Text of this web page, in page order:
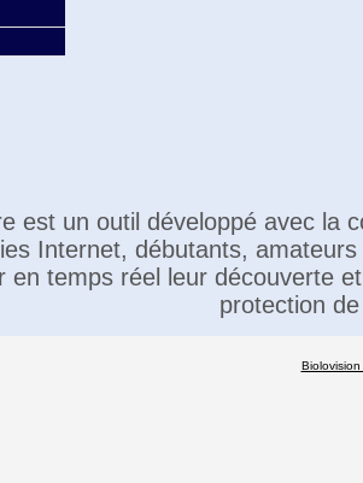
est un outil développé avec la
Internet, débutants,
en temps réel leur découverte
protection
Biolovision